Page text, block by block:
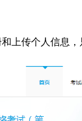
上传个人信息，